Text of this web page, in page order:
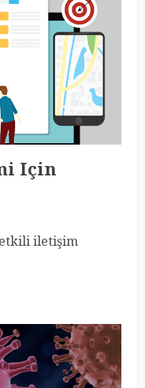
Için
etkili iletişim